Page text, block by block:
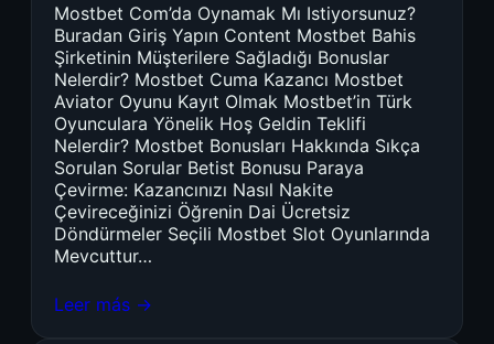
Mostbet Com’da Oynamak Mı Istiyorsunuz?
Buradan Giriş Yapın Content Mostbet Bahis
Şirketinin Müşterilere Sağladığı Bonuslar
Nelerdir? Mostbet Cuma Kazancı Mostbet
Aviator Oyunu Kayıt Olmak Mostbet’in Türk
Oyunculara Yönelik Hoş Geldin Teklifi
Nelerdir? Mostbet Bonusları Hakkında Sıkça
Sorulan Sorular Betist Bonusu Paraya
Çevirme: Kazancınızı Nasıl Nakite
Çevireceğinizi Öğrenin Dai Ücretsiz
Döndürmeler Seçili Mostbet Slot Oyunlarında
Mevcuttur…
Leer más →